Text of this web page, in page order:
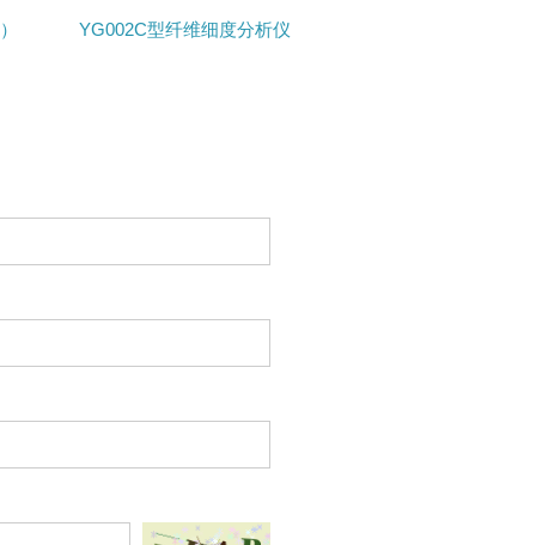
YG002C型纤维细度分析仪